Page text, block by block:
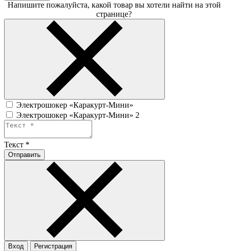
Напишите пожалуйста, какой товар вы хотели найти на этой
странице?
Электрошокер «Каракурт-Мини»
Электрошокер «Каракурт-Мини» 2
Текст *
Отправить
Вход Регистрация